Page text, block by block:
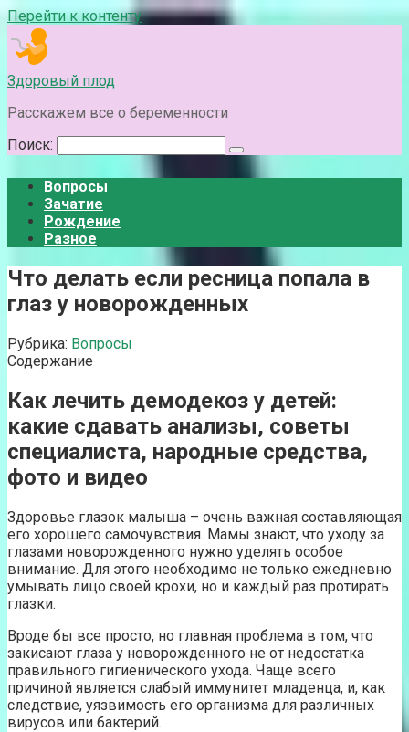
Перейти к контенту
Здоровый плод
Расскажем все о беременности
Поиск:
Вопросы
Зачатие
Рождение
Разное
Что делать если ресница попала в
глаз у новорожденных
Рубрика: Вопросы
Содержание
Как лечить демодекоз у детей:
какие сдавать анализы, советы
специалиста, народные средства,
фото и видео
Здоровье глазок малыша – очень важная составляющая
его хорошего самочувствия. Мамы знают, что уходу за
глазами новорожденного нужно уделять особое
внимание. Для этого необходимо не только ежедневно
умывать лицо своей крохи, но и каждый раз протирать
глазки.
Вроде бы все просто, но главная проблема в том, что
закисают глаза у новорожденного не от недостатка
правильного гигиенического ухода. Чаще всего
причиной является слабый иммунитет младенца, и, как
следствие, уязвимость его организма для различных
вирусов или бактерий.